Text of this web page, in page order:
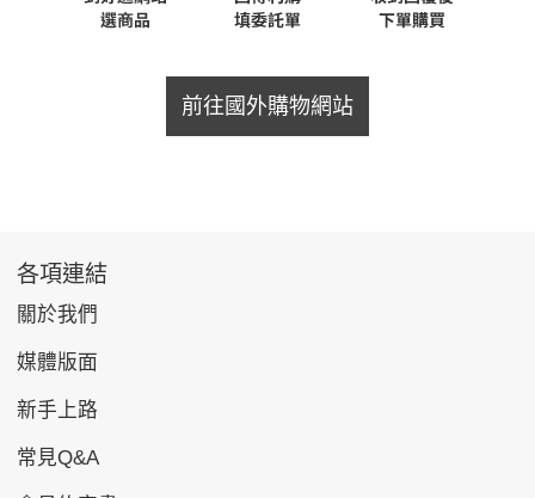
前往國外購物網站
各項連結
關於我們
媒體版面
新手上路
常見Q&A